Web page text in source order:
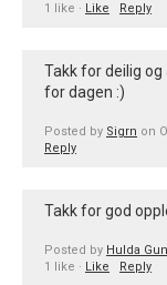
1 like · Like Reply
Takk for deilig
for dagen :)
Posted by Sigrn on
Reply
Takk for god
Posted by Hulda
1 like · Like Reply